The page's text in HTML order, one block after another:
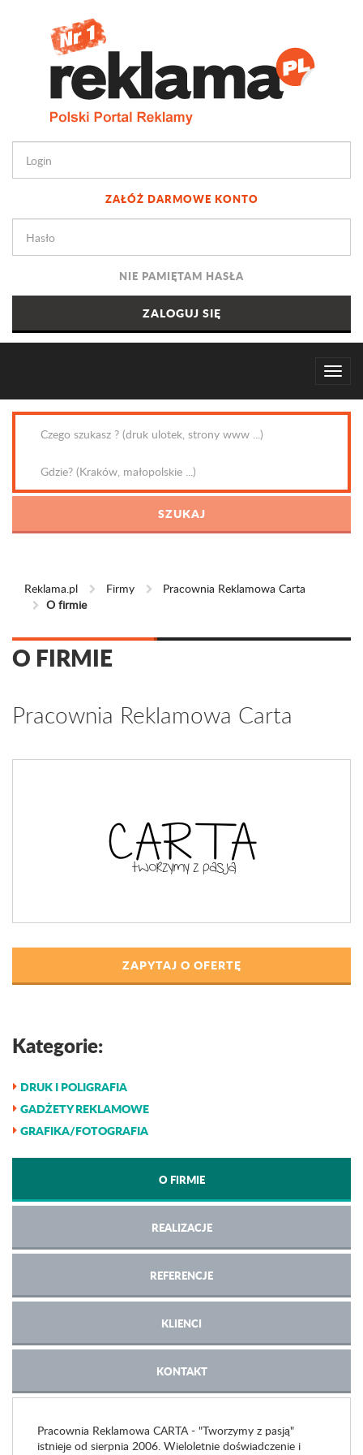
ZAŁÓŻ DARMOWE KONTO
NIE PAMIĘTAM HASŁA
Reklama.pl Firmy
Pracownia Reklamowa Carta
O firmie
O FIRMIE
Pracownia Reklamowa Carta
ZAPYTAJ O OFERTĘ
Kategorie:
DRUK I POLIGRAFIA
GADŻETY REKLAMOWE
GRAFIKA/FOTOGRAFIA
O FIRMIE
REALIZACJE
REFERENCJE
KLIENCI
KONTAKT
Pracownia Reklamowa CARTA - "Tworzymy z pasją"
istnieje od sierpnia 2006. Wieloletnie doświadczenie i